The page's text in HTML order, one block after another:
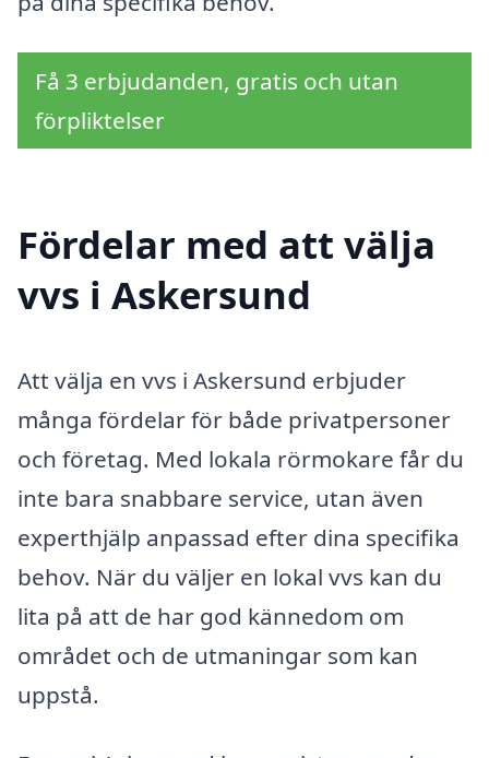
Få 3 erbjudanden, gratis och utan
förpliktelser
Fördelar med att välja
vvs i Askersund
Att välja en vvs i Askersund erbjuder
många fördelar för både privatpersoner
och företag. Med lokala rörmokare får du
inte bara snabbare service, utan även
experthjälp anpassad efter dina specifika
behov. När du väljer en lokal vvs kan du
lita på att de har god kännedom om
området och de utmaningar som kan
uppstå.